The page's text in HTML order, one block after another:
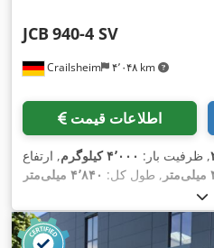
Crailsheim ۴٬۰۴۸ km
JCB 940-4 SV
اطلاعات قیمت
, ظرفیت بار: ۴٬۰۰۰ کیلوگرم
, ارتفاع
, طول کل: ۴٬۸۴۰ میلی‌متر